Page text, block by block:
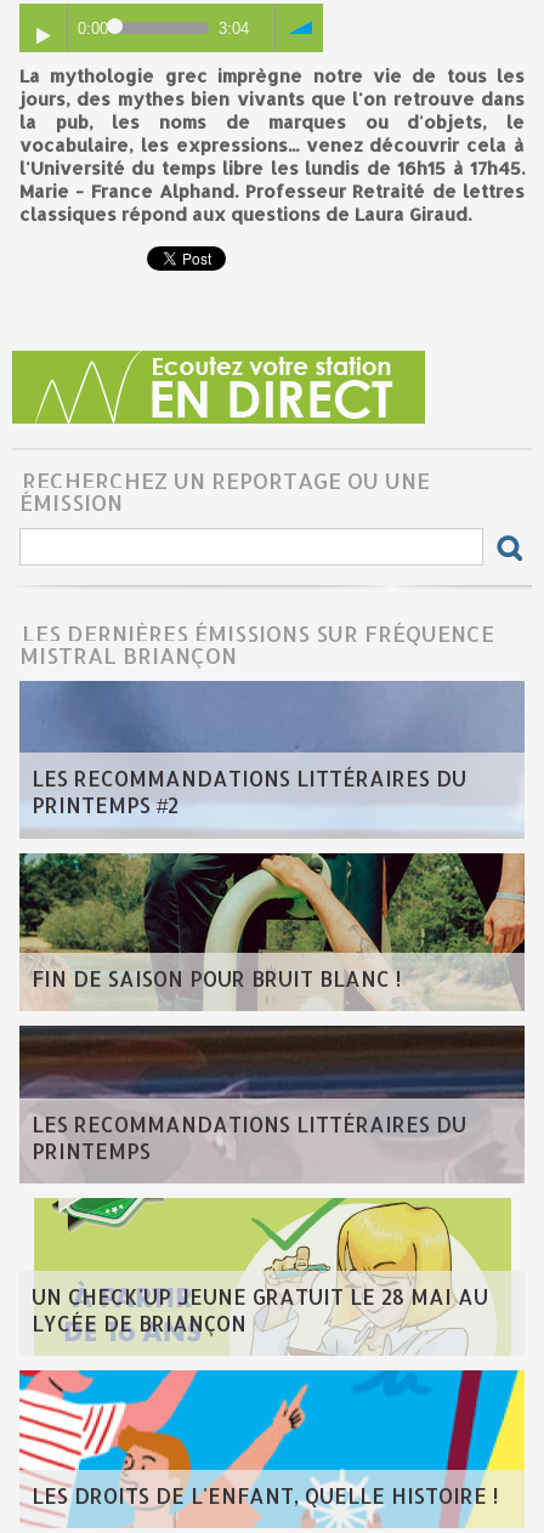
0:00 3:04
La mythologie grec imprègne notre vie de tous les
jours, des mythes bien vivants que l'on retrouve dans
la pub, les noms de marques ou d'objets, le
vocabulaire, les expressions... venez découvrir cela à
l'Université du temps libre les lundis de 16h15 à 17h45.
Marie - France Alphand. Professeur Retraité de lettres
classiques répond aux questions de Laura Giraud.
RECHERCHEZ UN REPORTAGE OU UNE
ÉMISSION
LES DERNIÈRES ÉMISSIONS SUR FRÉQUENCE
MISTRAL BRIANÇON
LES RECOMMANDATIONS LITTÉRAIRES DU
PRINTEMPS #2
FIN DE SAISON POUR BRUIT BLANC !
LES RECOMMANDATIONS LITTÉRAIRES DU
PRINTEMPS
UN CHECK'UP JEUNE GRATUIT LE 28 MAI AU
LYCÉE DE BRIANÇON
LES DROITS DE L'ENFANT, QUELLE HISTOIRE !